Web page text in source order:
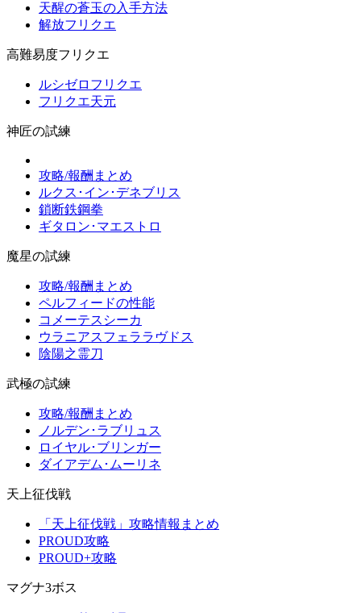
天醒の蒼玉の入手方法
解放フリクエ
高難易度フリクエ
ルシゼロフリクエ
フリクエ天元
神匠の試練
攻略/報酬まとめ
ルクス･イン･デネブリス
鎖断鉄鋼拳
ギタロン･マエストロ
魔星の試練
攻略/報酬まとめ
ペルフィードの性能
コメーテスシーカ
ウラニアスフェララヴドス
陰陽之霊刀
武極の試練
攻略/報酬まとめ
ノルデン･ラブリュス
ロイヤル･ブリンガー
ダイアデム･ムーリネ
天上征伐戦
「天上征伐戦」攻略情報まとめ
PROUD攻略
PROUD+攻略
マグナ3ボス